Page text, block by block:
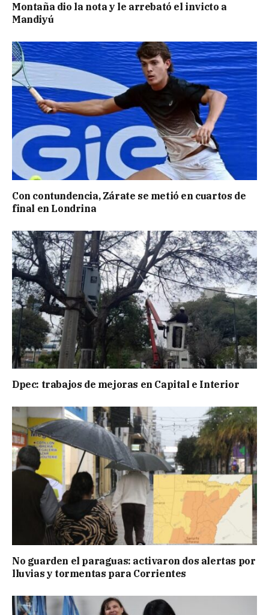
Montaña dio la nota y le arrebató el invicto a
Mandiyú
Con contundencia, Zárate se metió en cuartos de
final en Londrina
Dpec: trabajos de mejoras en Capital e Interior
No guarden el paraguas: activaron dos alertas por
lluvias y tormentas para Corrientes